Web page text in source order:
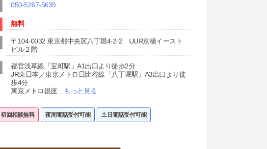
050-5267-5639
無料
〒104-0032 東京都中央区八丁堀4-2-2 UUR京橋イースト
ビル２階
都営浅草線「宝町駅」A1出口より徒歩2分
JR東日本／東京メトロ日比谷線「八丁堀駅」A3出口より徒
歩4分
東京メトロ銀座
もっと見る
初回相談無料 夜間電話受付可能 土日電話受付可能